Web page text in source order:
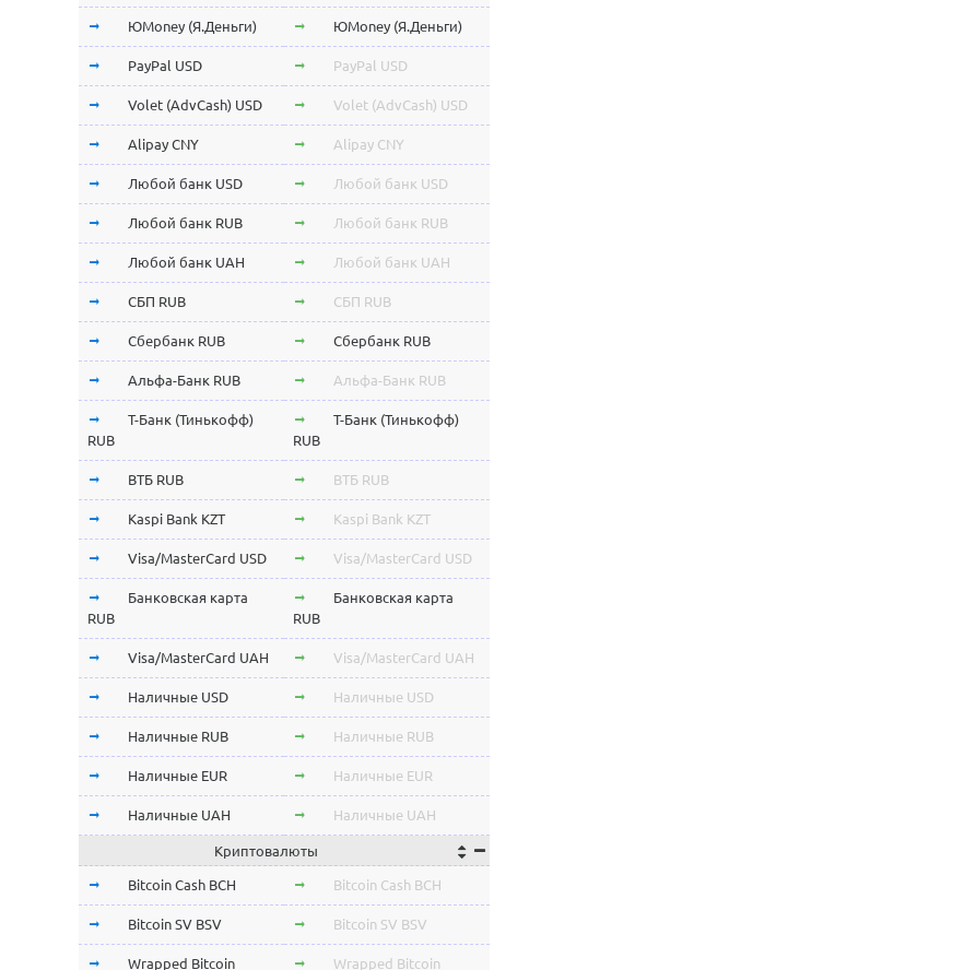
ЮMoney (Я.Деньги) ЮMoney (Я.Деньги)
PayPal USD PayPal USD
Volet (AdvCash) USD Volet (AdvCash) USD
Alipay CNY Alipay CNY
Любой банк USD Любой банк USD
Любой банк RUB Любой банк RUB
Любой банк UAH Любой банк UAH
СБП RUB СБП RUB
Сбербанк RUB Сбербанк RUB
Альфа-Банк RUB Альфа-Банк RUB
Т-Банк (Тинькофф)
RUB
Т-Банк (Тинькофф)
RUB
ВТБ RUB ВТБ RUB
Kaspi Bank KZT Kaspi Bank KZT
Visa/MasterCard USD Visa/MasterCard USD
Банковская карта
RUB
Банковская карта
RUB
Visa/MasterCard UAH Visa/MasterCard UAH
Наличные USD Наличные USD
Наличные RUB Наличные RUB
Наличные EUR Наличные EUR
Наличные UAH Наличные UAH
Криптовалюты
Bitcoin Cash BCH Bitcoin Cash BCH
Bitcoin SV BSV Bitcoin SV BSV
Wrapped Bitcoin
Wrapped Bitcoin